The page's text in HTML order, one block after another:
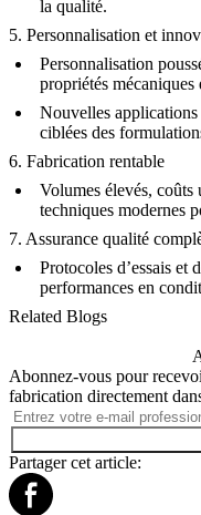
la qualité.
5. Personnalisation et
Personnalisation
propriétés
Nouvelles
ciblées des
6. Fabrication rentable
Volumes élevés, coûts
techniques modernes
7. Assurance qualité
Protocoles d’essais et
performances en
Related Blogs
Abonnez-vous pour
fabrication directement
Partager cet article: